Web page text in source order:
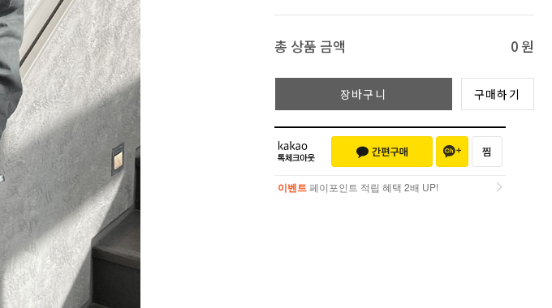
총 상품 금액 0 원
장바구니 구매하기
이벤트페이포인트 적립 혜택 2배 UP!